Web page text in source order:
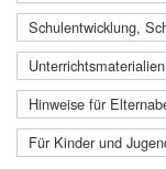
Schulentwicklung,
Hinweise für
Für Kinder und